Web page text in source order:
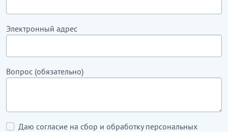
Электронный адрес
Вопрос (обязательно)
Даю согласие на сбор и обработку персональных